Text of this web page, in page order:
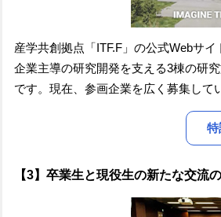
産学共創拠点「ITF.F」の公式Webサ
企業主導の研究開発を支える3棟の研
です。現在、参画企業を広く募集して
特
【3】卒業生と現役生の新たな交流